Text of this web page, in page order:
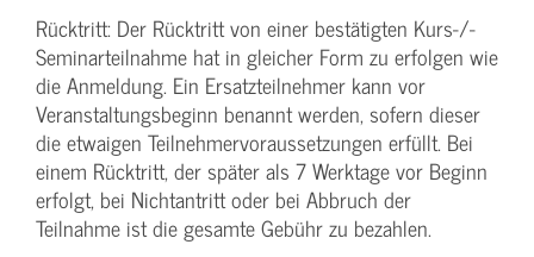
Rücktritt: Der Rücktritt von einer bestätigten Kurs-/­
Seminarteilnahme hat in gleicher Form zu erfolgen wie
die Anmeldung. Ein Ersatzteilnehmer kann vor
Veranstaltungs­beginn benannt werden, sofern dieser
die etwaigen Teilnehmer­voraussetzungen erfüllt. Bei
einem Rücktritt, der später als 7 Werktage vor Beginn
erfolgt, bei Nichtantritt oder bei Abbruch der
Teilnahme ist die gesamte Gebühr zu bezahlen.